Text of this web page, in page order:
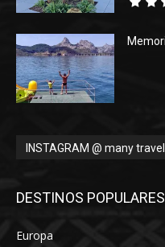
INSTAGRAM @ many
DESTINOS POPULARES
Europa